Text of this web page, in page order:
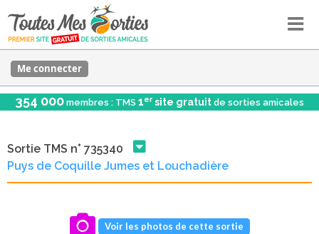
Me connecter
354 000 membres : TMS 1er site gratuit de sorties amicales
Sortie TMS n° 735340
Puys de Coquille Jumes et Louchadière
Voir les photos de cette sortie